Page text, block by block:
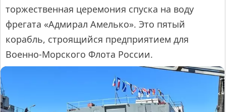
торжественная церемония спуска на воду
фрегата «Адмирал Амелько». Это пятый
корабль, строящийся предприятием для
Военно-Морского Флота России.